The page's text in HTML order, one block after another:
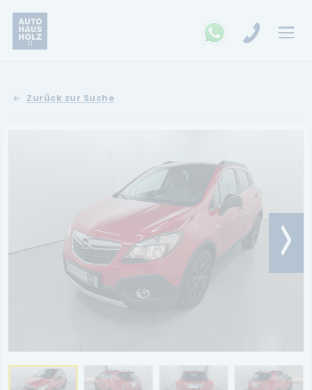
Land Rover
Renault
Dacia
SERVICE
Zurück zur Suche